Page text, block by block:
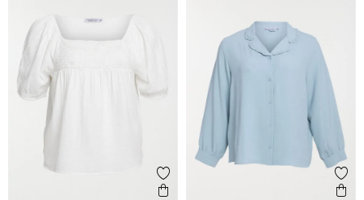
Ajouter aux favoris
Aperçu rapide